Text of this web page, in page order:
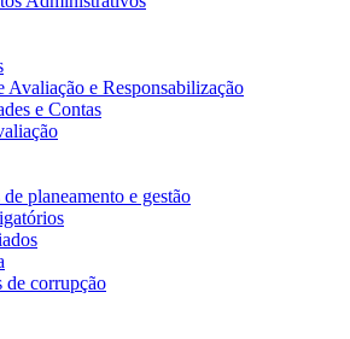
e Responsabilização
e Contas
planeamento e gestão
de corrupção